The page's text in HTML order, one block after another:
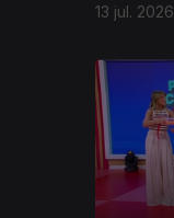
13 jul. 2026
940133